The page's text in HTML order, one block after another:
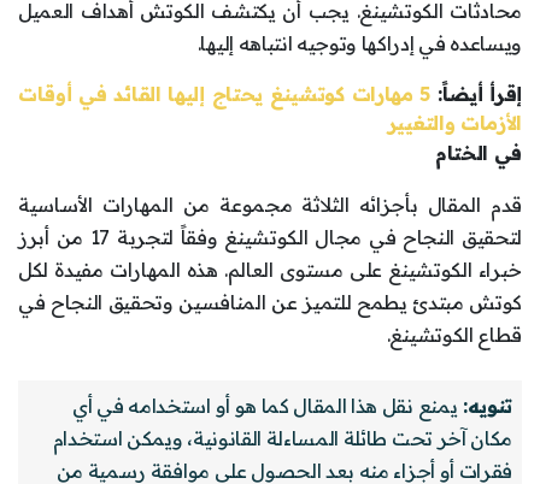
محادثات الكوتشينغ. يجب أن يكتشف الكوتش أهداف العميل
ويساعده في إدراكها وتوجيه انتباهه إليها.
إقرأ أيضاً:
5 مهارات كوتشينغ يحتاج إليها القائد في أوقات
الأزمات والتغيير
في الختام
قدم المقال بأجزائه الثلاثة مجموعة من المهارات الأساسية
لتحقيق النجاح في مجال الكوتشينغ وفقاً لتجربة 17 من أبرز
خبراء الكوتشينغ على مستوى العالم. هذه المهارات مفيدة لكل
كوتش مبتدئ يطمح للتميز عن المنافسين وتحقيق النجاح في
قطاع الكوتشينغ.
تنويه: يمنع نقل هذا المقال كما هو أو استخدامه في أي
مكان آخر تحت طائلة المساءلة القانونية، ويمكن استخدام
فقرات أو أجزاء منه بعد الحصول على موافقة رسمية من